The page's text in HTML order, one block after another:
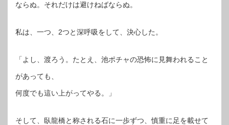
ならぬ。それだけは避けねばならぬ。
私は、一つ、2つと深呼吸をして、決心した。
「よし、渡ろう。たとえ、池ポチャの恐怖に見舞われること
があっても、
何度でも這い上がってやる。」
そして、臥龍橋と称される石に一歩ずつ、慎重に足を載せて